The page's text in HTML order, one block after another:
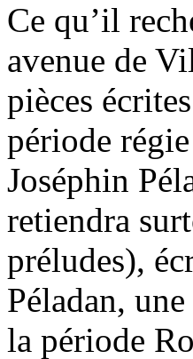
Ce qu’il
avenue de
pièces
période
Joséphin
retiendra
préludes),
Péladan,
la période